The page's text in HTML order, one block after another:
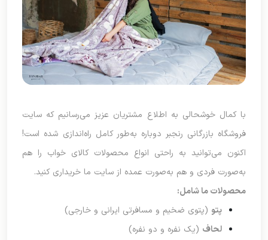
با کمال خوشحالی به اطلاع مشتریان عزیز می‌رسانیم که سایت
فروشگاه بازرگانی رنجبر دوباره به‌طور کامل راه‌اندازی شده است!
اکنون می‌توانید به راحتی انواع محصولات کالای خواب را هم
به‌صورت فردی و هم به‌صورت عمده از سایت ما خریداری کنید.
محصولات ما شامل:
پتو (پتوی ضخیم و مسافرتی ایرانی و خارجی)
لحاف (یک نفره و دو نفره)